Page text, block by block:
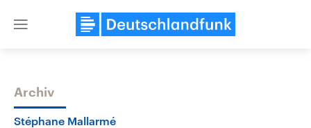
Close
Themen
Archiv
Stéphane Mallarmé